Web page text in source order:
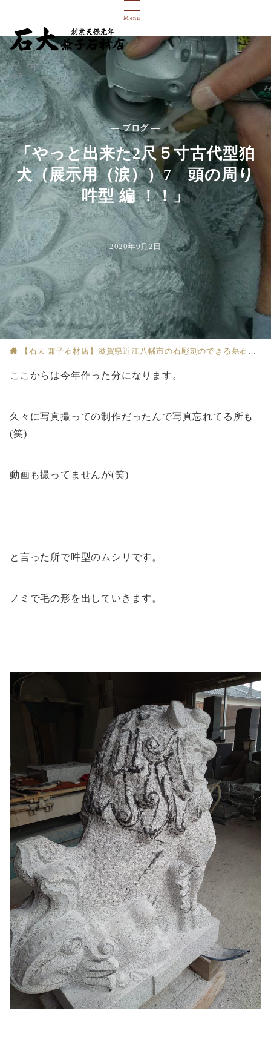
Menu
検索
— ブログ —
「やっと出来た2尺５寸古代型狛
犬（展示用（涙））7 頭の周り
吽型 編 ！！」
2020年9月2日
【石大 兼子石材店】滋賀県近江八幡市の石彫刻のできる墓石店
ここからは今年作った分になります。
久々に写真撮っての制作だったんで写真忘れてる所も
(笑)
動画も撮ってませんが(笑)
と言った所で吽型のムシリです。
ノミで毛の形を出していきます。